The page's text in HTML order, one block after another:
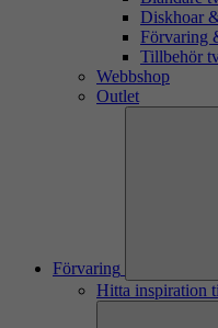
Diskhoar
Förvaring
Tillbehör
Webbshop
Outlet
Förvaring
Hitta inspiration